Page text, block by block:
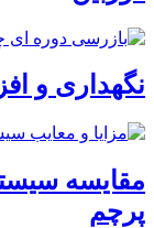
نگهداری و
مقایسه
پرچم